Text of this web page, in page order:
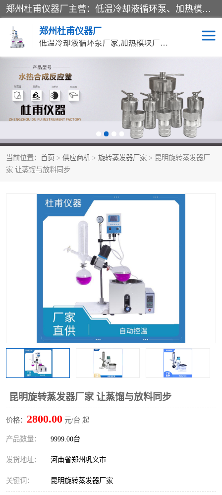
郑州杜甫仪器厂主营：低温冷却液循环泵、加热模块、水热合成反应釜、水油浴锅、旋转蒸发器、循环水真空泵等产品。郑州杜甫仪器厂在众多的教学仪器行业中依靠科技力量扬长避短、迅速发展，成为国家教委*生产教学仪器的厂家，产品具有国内良好水平，主导产品通过ISO9002质量认证。
郑州杜甫仪器厂
低温冷却液循环泵厂家,加热模块厂家,水热合成反应釜厂家,水油浴锅厂家,旋转蒸发器厂家
当前位置： 首页 > 供应商机 > 旋转蒸发器厂家 > 昆明旋转蒸发器厂
家 让蒸馏与放料同步
昆明旋转蒸发器厂家 让蒸馏与放料同步
价格： 2800.00 元/台 起
产品数量： 9999.00台
发货地址： 河南省郑州巩义市
关键词： 昆明旋转蒸发器厂家
循环水真空泵厂家 水热合成反应釜厂家
低温冷却液循环泵厂家 加热模块厂家
气流烘干器
旋转蒸发器厂家 双层玻璃反应釜10L
高温循环油浴锅母 五抽头循环水真空泵
单层玻璃反应釜 低温恒温反应浴槽
电动搅拌器